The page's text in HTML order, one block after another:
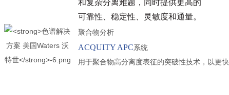
和复杂分离难题，同时提供更高的
可靠性、稳定性、灵敏度和通量。
聚合物分析
ACQUITY APC系统
用于聚合物高分离度表征的突破性技术，以更